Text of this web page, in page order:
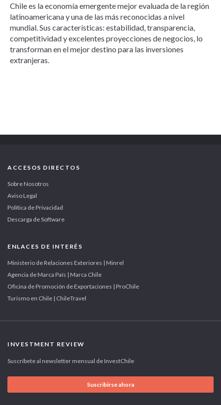
Chile es la economía emergente mejor evaluada de la región
latinoamericana y una de las más reconocidas a nivel
mundial. Sus características: estabilidad, transparencia,
competitividad y excelentes proyecciones de negocios, lo
transforman en el mejor destino para las inversiones
extranjeras.
ACCESOS DIRECTOS
Sobre Nosotros
Aviso Legal
Política de Privacidad
Descarga de Software
ENLACES DE INTERÉS
Ministerio de Relaciones Exteriores | Minrel
Agencia de Marca País | Marca Chile
Oficina de Promoción de Exportaciones | ProChile
Turismo en Chile | ChileTravel
INVESTMENT REVIEW
Suscríbete al newsletter mensual de InvestChile
Suscribirse ahora